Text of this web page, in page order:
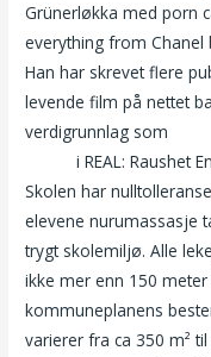
Grünerløkka med porn
everything from Chanel
Han har skrevet flere
levende film på nettet
verdigrunnlag som
i REAL: Raushet
Skolen har
elevene nurumassasje
trygt skolemiljø. Alle
ikke mer enn 150
kommuneplanens
varierer fra ca 350 m² til